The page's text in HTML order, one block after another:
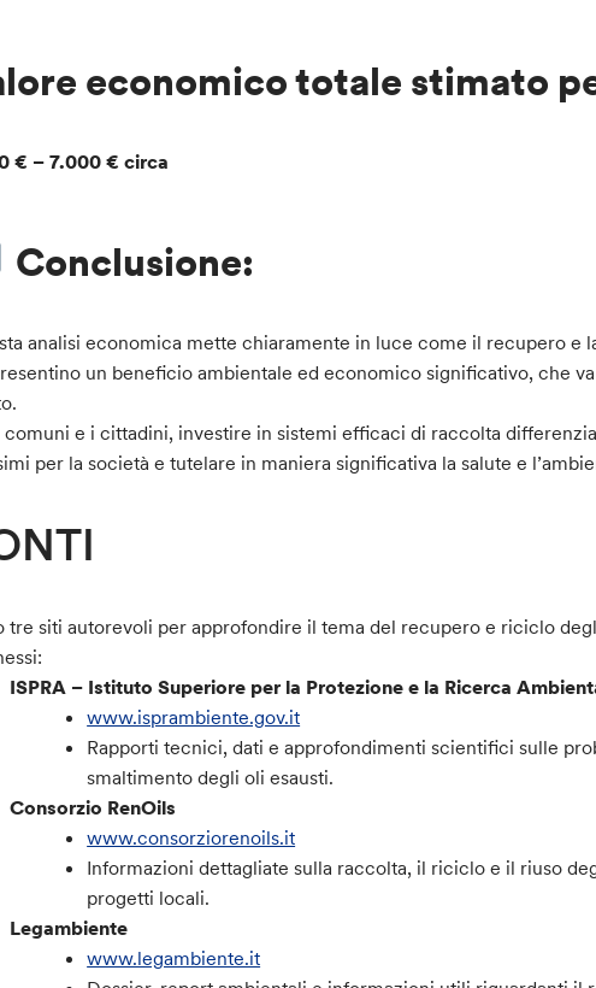
economico totale stimato
€ – 7.000 € circa
Conclusione:
analisi economica mette chiaramente in luce come il recupero e
un beneficio ambientale ed economico significativo, che
comuni e i cittadini, investire in sistemi efficaci di raccolta
per la società e tutelare in maniera significativa la salute e
tre siti autorevoli per approfondire il tema del recupero e riciclo
ISPRA – Istituto Superiore per la Protezione e la Ricerca
www.isprambiente.gov.it
Rapporti tecnici, dati e approfondimenti scientifici sulle
smaltimento degli oli esausti.
Consorzio RenOils
www.consorziorenoils.it
Informazioni dettagliate sulla raccolta, il riciclo e il riuso
progetti locali.
Legambiente
www.legambiente.it